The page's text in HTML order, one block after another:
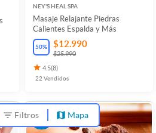
NEY'S HEAL SPA
Masaje Relajante Piedras
Calientes Espalda y Más
50% $12.990
$25.990
4.5(8)
22 Vendidos
Filtros Mapa